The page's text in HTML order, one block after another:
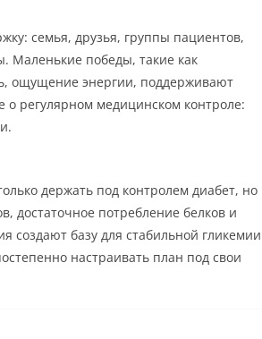
семья, друзья, группы пациентов,
Маленькие победы, такие как
ощущение энергии, поддерживают
регулярном медицинском контроле:
держать под контролем диабет, но
достаточное потребление белков и
базу для стабильной гликемии
настраивать план под свои